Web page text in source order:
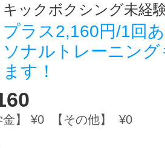
キックボクシング未経
プラス2,160円/1回
ソナルトレーニン
ます！
金】 ¥0 【その他】 ¥0